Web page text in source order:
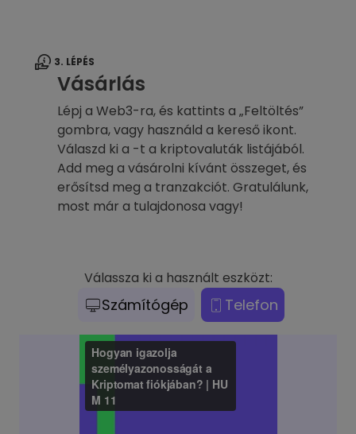
3. LÉPÉS
Vásárlás
Lépj a Web3-ra, és kattints a „Feltöltés”
gombra, vagy használd a kereső ikont.
Válaszd ki a -t a kriptovaluták listájából.
Add meg a vásárolni kívánt összeget, és
erősítsd meg a tranzakciót. Gratulálunk,
most már a tulajdonosa vagy!
Válassza ki a használt eszközt:
Számítógép Telefon